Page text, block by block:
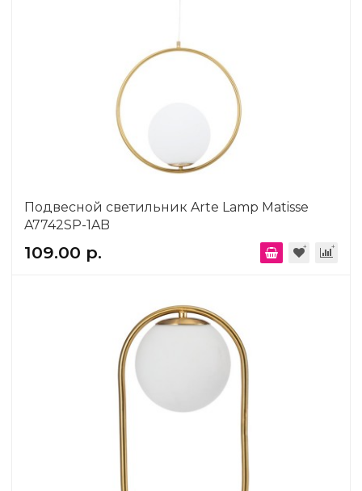
Подвесной светильник Arte Lamp Matisse
A7742SP-1AB
109.00 р.